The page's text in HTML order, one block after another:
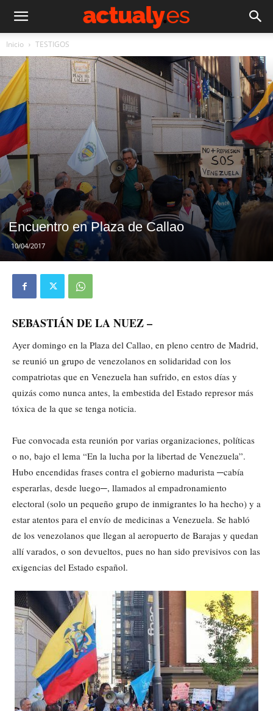
Inicio TESTIGOS
Encuentro en Plaza de Callao
10/04/2017
SEBASTIÁN DE LA NUEZ –
Ayer domingo en la Plaza del Callao, en pleno centro de Madrid,
se reunió un grupo de venezolanos en solidaridad con los
compatriotas que en Venezuela han sufrido, en estos días y
quizás como nunca antes, la embestida del Estado represor más
tóxica de la que se tenga noticia.
Fue convocada esta reunión por varias organizaciones, políticas
o no, bajo el lema “En la lucha por la libertad de Venezuela”.
Hubo encendidas frases contra el gobierno madurista ─cabía
esperarlas, desde luego─, llamados al empadronamiento
electoral (solo un pequeño grupo de inmigrantes lo ha hecho) y a
estar atentos para el envío de medicinas a Venezuela. Se habló
de los venezolanos que llegan al aeropuerto de Barajas y quedan
allí varados, o son devueltos, pues no han sido previsivos con las
exigencias del Estado español.